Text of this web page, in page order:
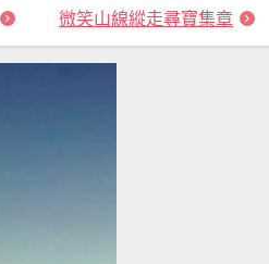
微笑山線縱走尋寶集章